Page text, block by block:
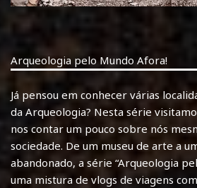
Arqueologia pelo Mundo Afora!
Já pensou em conhecer várias
da Arqueologia? Nesta série
nos contar um pouco sobre nós
sociedade. De um museu de arte a
abandonado, a série “Arqueologia
uma mistura de vlogs de viagens